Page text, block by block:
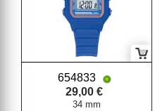
654833
29,00 €
34 mm